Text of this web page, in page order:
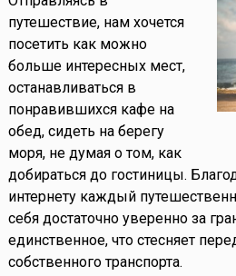
путешествие, нам хочется
посетить как можно
больше интересных мест,
останавливаться в
понравившихся кафе на
обед, сидеть на берегу
моря, не думая о том, как
добираться до гостиницы.
интернету каждый
себя достаточно уверенно за
единственное, что стесняет
собственного транспорта.